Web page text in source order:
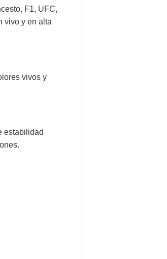
F1, UFC,
vivo y en alta
vivos y
estabilidad